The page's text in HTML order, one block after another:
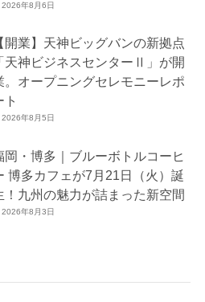
2026年8月6日
開業】天神ビッグバンの新拠点
天神ビジネスセンターⅡ」が開
。オープニングセレモニーレポ
ト
2026年8月5日
岡・博多｜ブルーボトルコーヒ
博多カフェが7月21日（火）誕
！九州の魅力が詰まった新空間
2026年8月3日